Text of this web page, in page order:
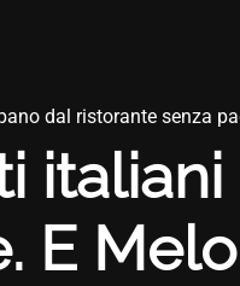
dal ristorante senza
E